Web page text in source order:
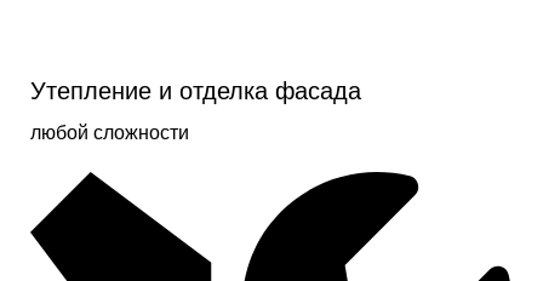
Утепление и отделка фасада
любой сложности